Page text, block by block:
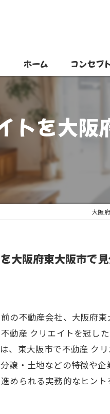
ホーム コンセプ
トを大
大阪
大阪府東大阪市で
前の不動産会社、大阪府
動産 クリエイトを冠し
、東大阪市で不動産 ク
譲・土地などの特徴や
められる実務的なヒント